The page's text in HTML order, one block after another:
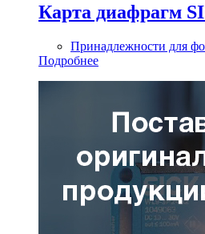
Карта диафрагм
Принадлежности для
Подробнее